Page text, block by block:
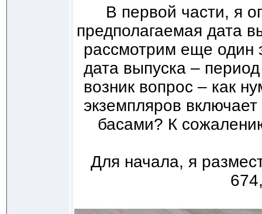
В первой части, я
предполагаемая дата
рассмотрим еще один
дата выпуска –
возник вопрос – как
экземпляров
басами? К
Для начала, я